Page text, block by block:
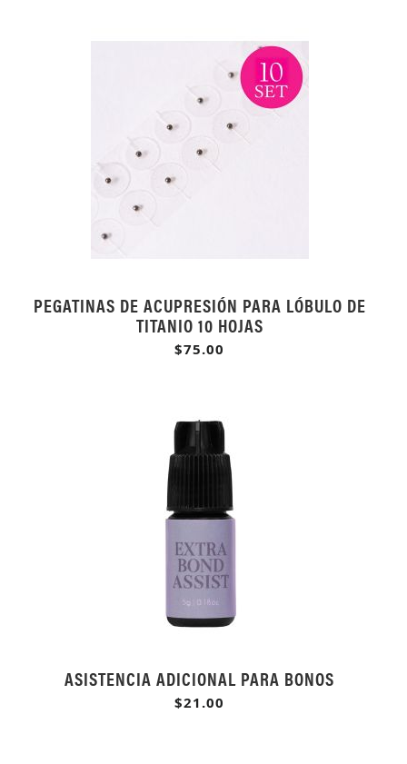
PEGATINAS DE ACUPRESIÓN PARA LÓBULO DE
TITANIO 10 HOJAS
$75.00
ASISTENCIA ADICIONAL PARA BONOS
$21.00